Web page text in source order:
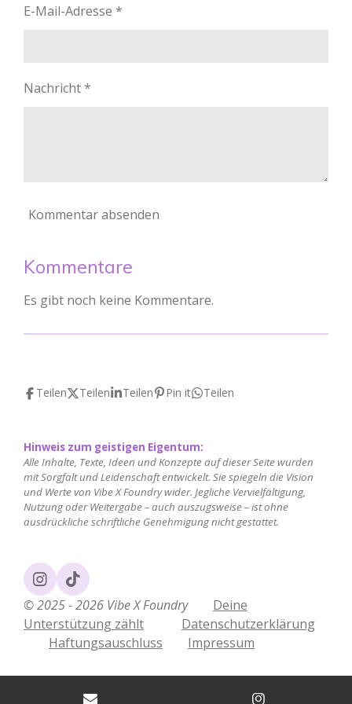
r
E-Mail-Adresse *
Nachricht *
Kommentar absenden
Kommentare
Es gibt noch keine Kommentare.
Teilen Teilen Teilen Pin it Teilen
Hinweis zum geistigen Eigentum:
Alle Inhalte, Texte, Ideen und Konzepte auf dieser Seite wurden
mit Sorgfalt und Leidenschaft entwickelt. Sie spiegeln die Vision
und Werte von Vibe X Foundry wider. Jegliche Vervielfältigung,
Nutzung oder Weitergabe – auch auszugsweise – ist ohne
ausdrückliche schriftliche Genehmigung nicht gestattet.
I
n
s
t
r
T
i
k
T
o
© 2025 - 2026 Vibe X Foundry
Deine
Unterstützung zählt
Datenschutzerklärung
Haftungsauschluss
Impressum